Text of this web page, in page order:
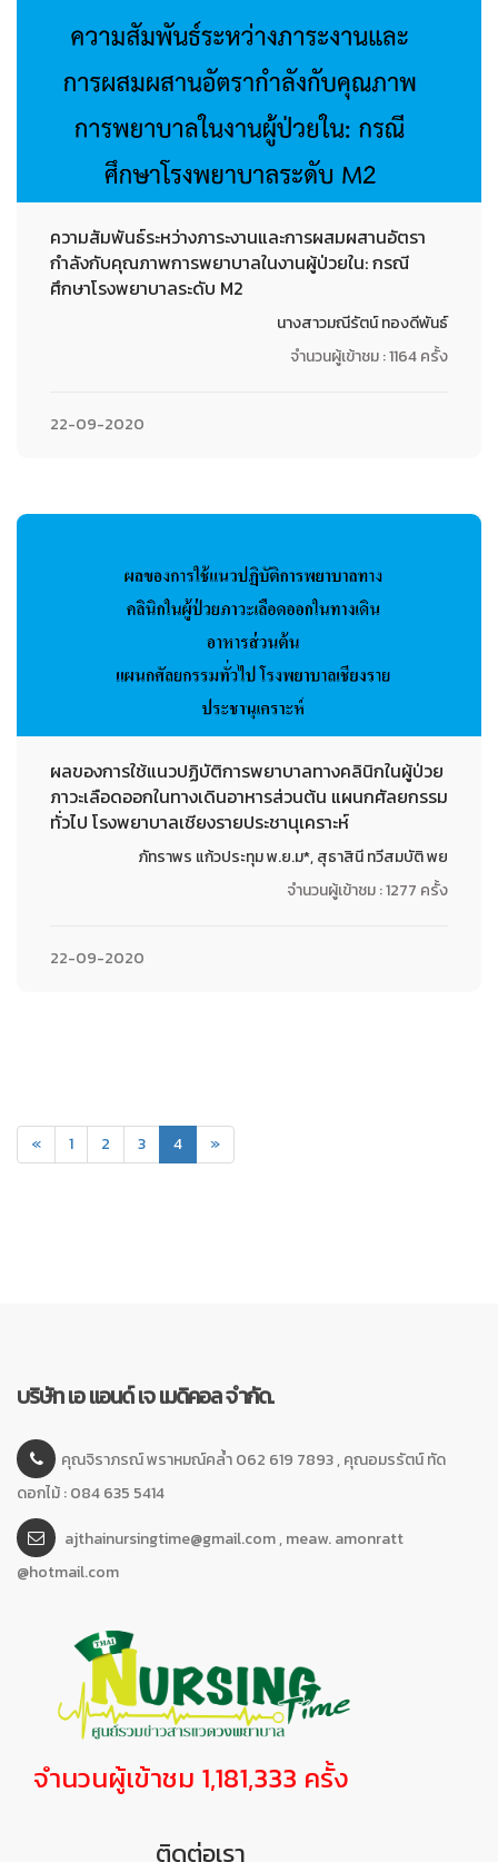
ความสัมพันธ์ระหว่างภาระงานและการผสมผสานอัตรา
กำลังกับคุณภาพการพยาบาลในงานผู้ป่วยใน: กรณี
ศึกษาโรงพยาบาลระดับ M2
นางสาวมณีรัตน์ ทองดีพันธ์
จำนวนผู้เข้าชม : 1164 ครั้ง
22-09-2020
ผลของการใช้แนวปฏิบัติการพยาบาลทางคลินิกในผู้ป่วย
ภาวะเลือดออกในทางเดินอาหารส่วนต้น แผนกศัลยกรรม
ทั่วไป โรงพยาบาลเชียงรายประชานุเคราะห์
ภัทราพร แก้วประทุม พ.ย.ม*, สุธาสินี ทวีสมบัติ พย
จำนวนผู้เข้าชม : 1277 ครั้ง
22-09-2020
« 1 2 3 4(current)
»
บริษัท เอ แอนด์ เจ เมดิคอล จำกัด.
คุณจิราภรณ์ พราหมณ์คล้ำ 062 619 7893 , คุณอมรรัตน์ ทัด
ดอกไม้ : 084 635 5414
ajthainursingtime@gmail.com , meaw. amonratt
@hotmail.com
จำนวนผู้เข้าชม 1,181,333 ครั้ง
ติดต่อเรา